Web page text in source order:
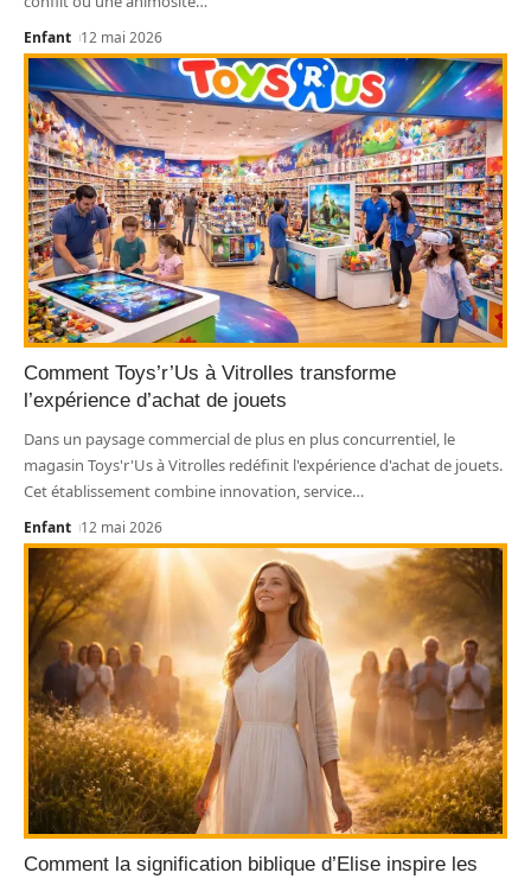
Enfant 12 mai 2026
Comment Toys’r’Us à Vitrolles transforme
l’expérience d’achat de jouets
Dans un paysage commercial de plus en plus concurrentiel, le
magasin Toys'r'Us à Vitrolles redéfinit l'expérience d'achat de jouets.
Cet établissement combine innovation, service…
Enfant 12 mai 2026
Comment la signification biblique d’Elise inspire les